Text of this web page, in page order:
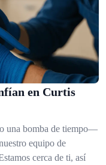
en Curtis
una bomba de tiempo—
equipo de
cerca de ti, así